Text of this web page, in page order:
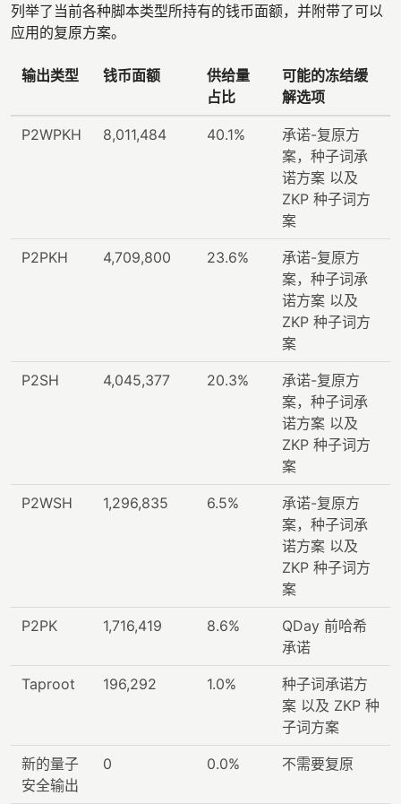
列举了当前各种脚本类型所持有的钱币面额，并附带了可以
应用的复原方案。
输出类型 钱币面额
供给量
占比
可能的冻结缓
解选项
P2WPKH 8,011,484 40.1%
承诺-复原方
案，种子词承
诺方案 以及
ZKP 种子词方
案
P2PKH 4,709,800 23.6%
承诺-复原方
案，种子词承
诺方案 以及
ZKP 种子词方
案
P2SH 4,045,377 20.3%
承诺-复原方
案，种子词承
诺方案 以及
ZKP 种子词方
案
P2WSH 1,296,835 6.5%
承诺-复原方
案，种子词承
诺方案 以及
ZKP 种子词方
案
P2PK 1,716,419 8.6%
QDay 前哈希
承诺
Taproot 196,292 1.0%
种子词承诺方
案 以及 ZKP 种
子词方案
新的量子
安全输出
0 0.0% 不需要复原